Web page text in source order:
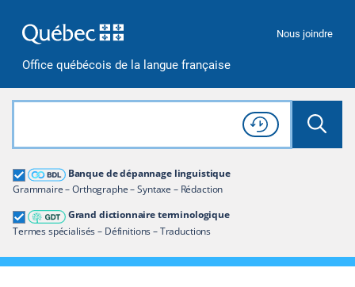
Office québécois de la langue française
Nous joindre
Rechercher dans tout le site
Lancer
Consulter l'
Historique
de recherche
Banque de dépannage linguistique
Grammaire – Orthographe – Syntaxe – Rédaction
Grand dictionnaire terminologique
Termes spécialisés – Définitions – Traductions
Grand dictionnaire terminologique
Restreindre aux termes